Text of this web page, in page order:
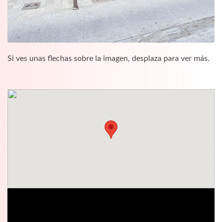
Si ves unas flechas sobre la imagen, desplaza para ver más.